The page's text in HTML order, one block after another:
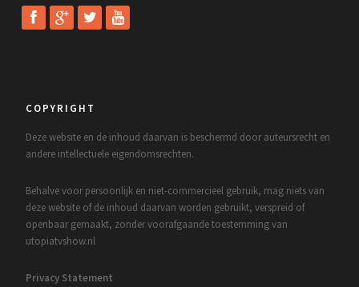
COPYRIGHT
Deze website en de inhoud daarvan is beschermd door auteursrecht en
andere intellectuele eigendomsrechten.
Behalve voor persoonlijk en niet-commercieel gebruik, mag niets van
deze website of de inhoud daarvan worden gebruikt, verspreid of
openbaar gemaakt, zonder voorafgaande toestemming van
utopiatvshow.nl
Privacy Statement